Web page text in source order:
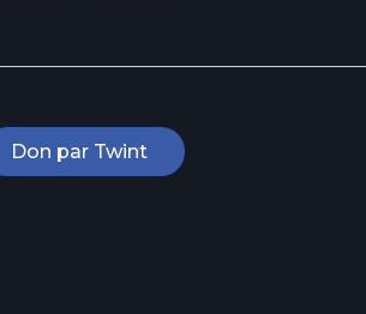
Don par Twint